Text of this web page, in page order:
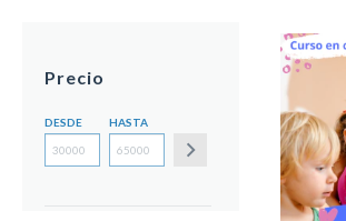
Precio
DESDE HASTA